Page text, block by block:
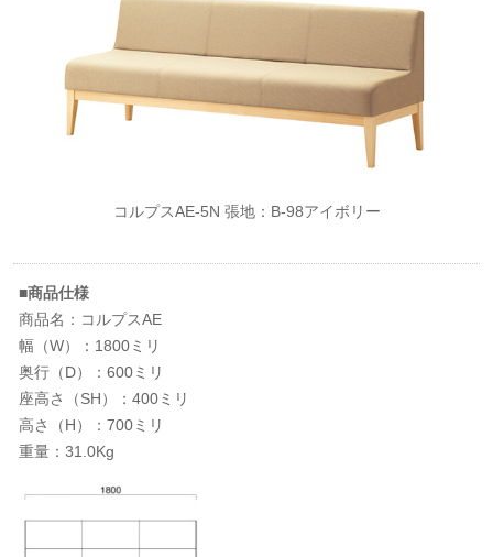
コルプスAE-5N 張地：B-98アイボリー
■商品仕様
商品名：コルプスAE
幅（W）：1800ミリ
奥行（D）：600ミリ
座高さ（SH）：400ミリ
高さ（H）：700ミリ
重量：31.0Kg